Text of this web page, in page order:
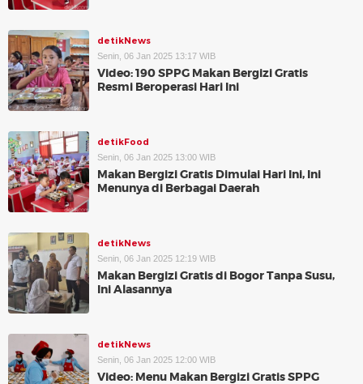
detikNews
Senin, 06 Jan 2025 13:17 WIB
Video: 190 SPPG Makan Bergizi Gratis
Resmi Beroperasi Hari Ini
detikFood
Senin, 06 Jan 2025 13:00 WIB
Makan Bergizi Gratis Dimulai Hari Ini, Ini
Menunya di Berbagai Daerah
detikNews
Senin, 06 Jan 2025 12:19 WIB
Makan Bergizi Gratis di Bogor Tanpa Susu,
Ini Alasannya
detikNews
Senin, 06 Jan 2025 12:00 WIB
Video: Menu Makan Bergizi Gratis SPPG